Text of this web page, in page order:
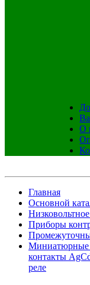
О
Главная
Основной
Приборы
Миниатюрные
контакты
реле